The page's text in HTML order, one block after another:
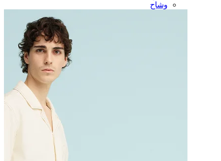
وشاح